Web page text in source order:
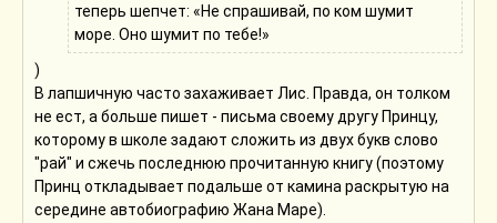
теперь шепчет: «Не спрашивай, по ком шумит
море. Оно шумит по тебе!»
)
В лапшичную часто захаживает Лис. Правда, он толком
не ест, а больше пишет - письма своему другу Принцу,
которому в школе задают сложить из двух букв слово
"рай" и сжечь последнюю прочитанную книгу (поэтому
Принц откладывает подальше от камина раскрытую на
середине автобиографию Жана Маре).